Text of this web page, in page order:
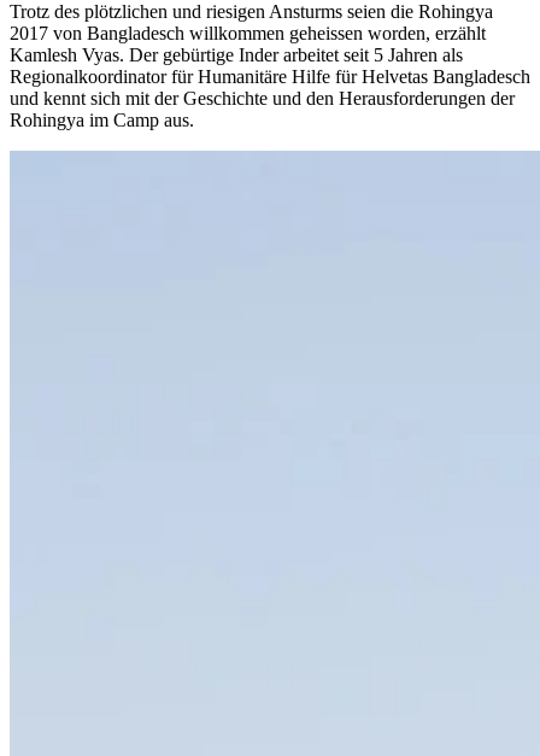
Trotz des plötzlichen und riesigen Ansturms seien die Rohingya
2017 von Bangladesch willkommen geheissen worden, erzählt
Kamlesh Vyas. Der gebürtige Inder arbeitet seit 5 Jahren als
Regionalkoordinator für Humanitäre Hilfe für Helvetas Bangladesch
und kennt sich mit der Geschichte und den Herausforderungen der
Rohingya im Camp aus.